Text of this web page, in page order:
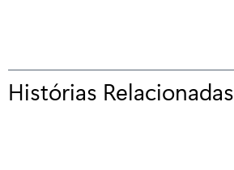
Histórias Relacionadas